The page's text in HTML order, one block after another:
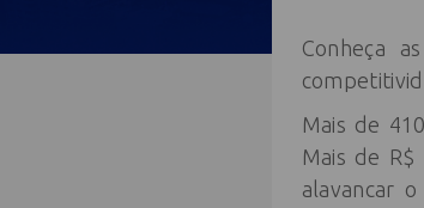
Conheça
Mais de
Mais de
alavancar